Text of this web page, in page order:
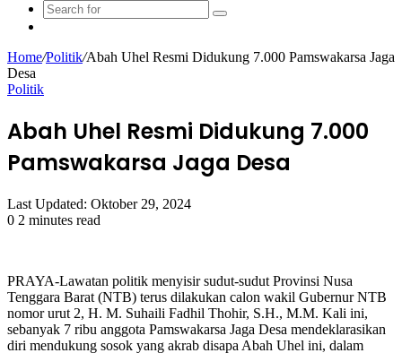
Search
Home/Politik/Abah Uhel Resmi Didukung 7.000 Pamswakarsa Jaga
Desa
Politik
Abah Uhel Resmi Didukung 7.000
Pamswakarsa Jaga Desa
Last Updated: Oktober 29, 2024
0 2 minutes read
PRAYA-Lawatan politik menyisir sudut-sudut Provinsi Nusa
Tenggara Barat (NTB) terus dilakukan calon wakil Gubernur NTB
nomor urut 2, H. M. Suhaili Fadhil Thohir, S.H., M.M. Kali ini,
sebanyak 7 ribu anggota Pamswakarsa Jaga Desa mendeklarasikan
diri mendukung sosok yang akrab disapa Abah Uhel ini, dalam